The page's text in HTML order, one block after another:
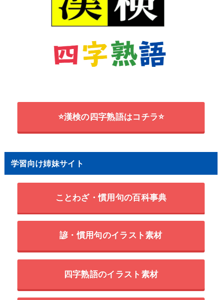
⭐漢検の四字熟語はコチラ⭐
学習向け姉妹サイト
ことわざ・慣用句の百科事典
諺・慣用句のイラスト素材
四字熟語のイラスト素材